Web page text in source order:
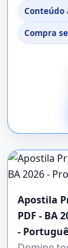
Conteúdo
Compra
Apostila
PDF - BA
-